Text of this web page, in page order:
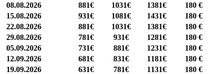
08.08.2026
881€ 1031€ 1381€
180 €
15.08.2026
931€ 1081€ 1431€
180 €
22.08.2026
881€ 1031€ 1381€
180 €
29.08.2026
781€ 931€ 1281€
180 €
05.09.2026
731€ 881€ 1231€
180 €
12.09.2026
681€ 831€ 1181€
180 €
19.09.2026
631€ 781€ 1131€
180 €